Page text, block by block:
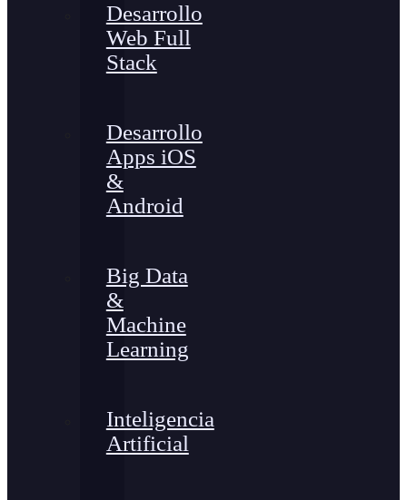
Desarrollo
Web Full
Stack
Desarrollo
Apps iOS
&
Android
Big Data
&
Machine
Learning
Inteligencia
Artificial